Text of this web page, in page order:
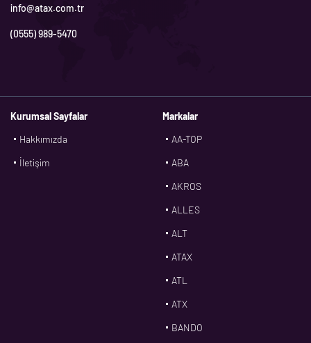
info@atax.com.tr
(0555) 989-5470
Kurumsal Sayfalar
Hakkımızda
İletişim
Markalar
AA-TOP
ABA
AKROS
ALLES
ALT
ATAX
ATL
ATX
BANDO